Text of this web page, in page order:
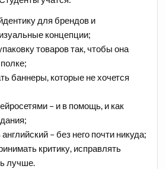
для брендов и
концепции;
товаров так, чтобы она
баннеры, которые не хочется
– и в помощь, и как
– без него почти никуда;
критику, исправлять
лучше.